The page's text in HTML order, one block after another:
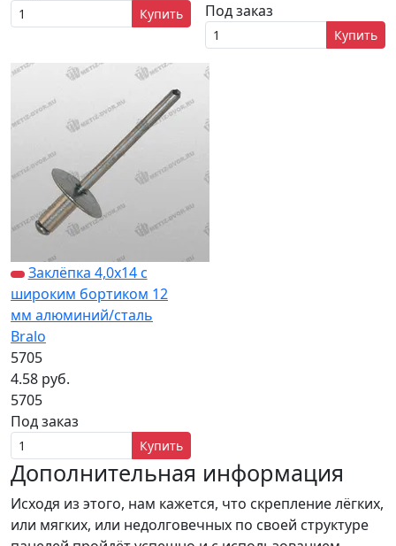
Купить
Под заказ
Купить
Заклёпка 4,0х14 с
широким бортиком 12
мм алюминий/сталь
Bralo
5705
4.58 руб.
5705
Под заказ
Купить
Дополнительная информация
Исходя из этого, нам кажется, что скрепление лёгких,
или мягких, или недолговечных по своей структуре